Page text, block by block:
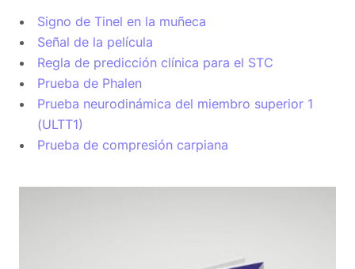
Signo de Tinel en la muñeca
Señal de la película
Regla de predicción clínica para el STC
Prueba de Phalen
Prueba neurodinámica del miembro superior 1
(ULTT1)
Prueba de compresión carpiana